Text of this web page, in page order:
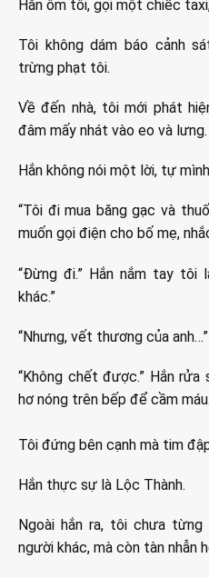
Hắn ôm tôi, gọi một chiếc
Tôi không dám báo cảnh
trừng phạt tôi.
Về đến nhà, tôi mới phát
đâm mấy nhát vào eo và lưng.
Hắn không nói một lời, tự
“Tôi đi mua băng gạc và
muốn gọi điện cho bố mẹ,
“Đừng đi.” Hắn nắm tay tôi
khác.”
“Nhưng, vết thương của anh…”
“Không chết được.” Hắn
hơ nóng trên bếp để cầm máu.
Tôi đứng bên cạnh mà tim
Hắn thực sự là Lộc Thành.
Ngoài hắn ra, tôi chưa
người khác, mà còn tàn nhẫn